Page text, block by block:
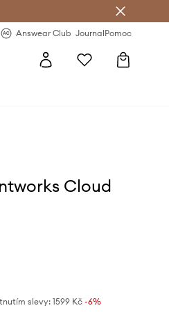
Answear Club JournalPomoc
Cloud
slevy: 1599 Kč -6%